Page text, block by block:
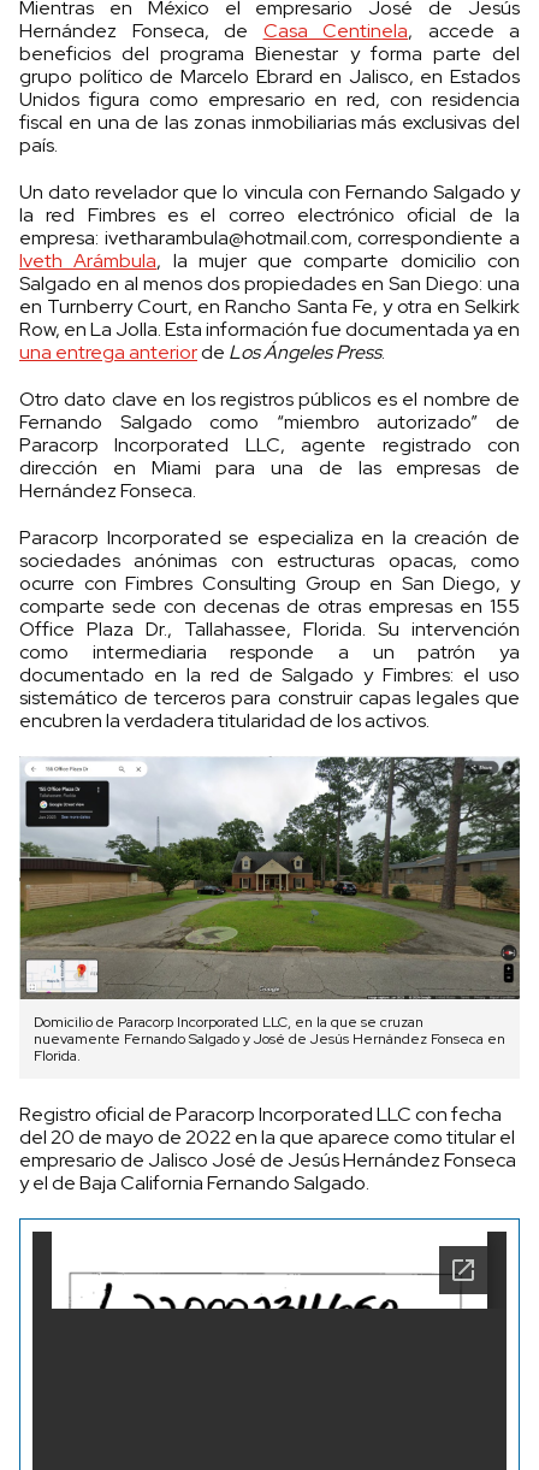
Mientras en México el empresario José de Jesús
Hernández Fonseca, de Casa Centinela, accede a
beneficios del programa Bienestar y forma parte del
grupo político de Marcelo Ebrard en Jalisco, en Estados
Unidos figura como empresario en red, con residencia
fiscal en una de las zonas inmobiliarias más exclusivas del
país.
Un dato revelador que lo vincula con Fernando Salgado y
la red Fimbres es el correo electrónico oficial de la
empresa: ivetharambula@hotmail.com, correspondiente a
Iveth Arámbula, la mujer que comparte domicilio con
Salgado en al menos dos propiedades en San Diego: una
en Turnberry Court, en Rancho Santa Fe, y otra en Selkirk
Row, en La Jolla. Esta información fue documentada ya en
una entrega anteriorde Los Ángeles Press.
Otro dato clave en los registros públicos es el nombre de
Fernando Salgado como “miembro autorizado” de
Paracorp Incorporated LLC, agente registrado con
dirección en Miami para una de las empresas de
Hernández Fonseca.
Paracorp Incorporated se especializa en la creación de
sociedades anónimas con estructuras opacas, como
ocurre con Fimbres Consulting Group en San Diego, y
comparte sede con decenas de otras empresas en 155
Office Plaza Dr., Tallahassee, Florida. Su intervención
como intermediaria responde a un patrón ya
documentado en la red de Salgado y Fimbres: el uso
sistemático de terceros para construir capas legales que
encubren la verdadera titularidad de los activos.
Domicilio de Paracorp Incorporated LLC, en la que se cruzan
nuevamente Fernando Salgado y José de Jesús Hernández Fonseca en
Florida.
Registro oficial de Paracorp Incorporated LLC con fecha
del 20 de mayo de 2022 en la que aparece como titular el
empresario de Jalisco José de Jesús Hernández Fonseca
y el de Baja California Fernando Salgado.